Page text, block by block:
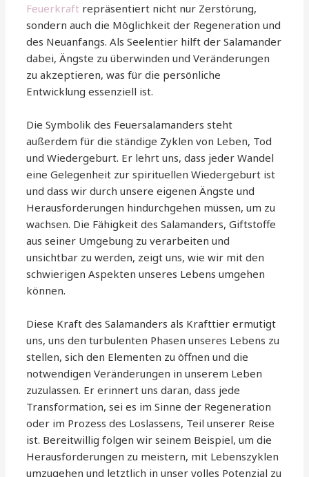
Feuerkraft repräsentiert nicht nur Zerstörung,
sondern auch die Möglichkeit der Regeneration und
des Neuanfangs. Als Seelentier hilft der Salamander
dabei, Ängste zu überwinden und Veränderungen
zu akzeptieren, was für die persönliche
Entwicklung essenziell ist.
Die Symbolik des Feuersalamanders steht
außerdem für die ständige Zyklen von Leben, Tod
und Wiedergeburt. Er lehrt uns, dass jeder Wandel
eine Gelegenheit zur spirituellen Wiedergeburt ist
und dass wir durch unsere eigenen Ängste und
Herausforderungen hindurchgehen müssen, um zu
wachsen. Die Fähigkeit des Salamanders, Giftstoffe
aus seiner Umgebung zu verarbeiten und
unsichtbar zu werden, zeigt uns, wie wir mit den
schwierigen Aspekten unseres Lebens umgehen
können.
Diese Kraft des Salamanders als Krafttier ermutigt
uns, uns den turbulenten Phasen unseres Lebens zu
stellen, sich den Elementen zu öffnen und die
notwendigen Veränderungen in unserem Leben
zuzulassen. Er erinnert uns daran, dass jede
Transformation, sei es im Sinne der Regeneration
oder im Prozess des Loslassens, Teil unserer Reise
ist. Bereitwillig folgen wir seinem Beispiel, um die
Herausforderungen zu meistern, mit Lebenszyklen
umzugehen und letztlich in unser volles Potenzial zu